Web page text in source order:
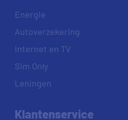
Energie
Autoverzekering
Internet en TV
Sim Only
Leningen
Klantenservice